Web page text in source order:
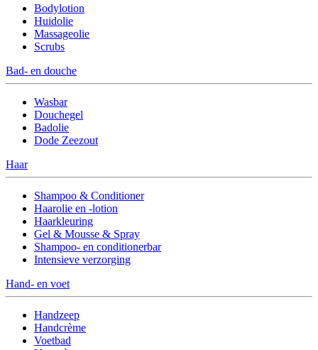
Bodylotion
Huidolie
Massageolie
Scrubs
Bad- en douche
Wasbar
Douchegel
Badolie
Dode Zeezout
Haar
Shampoo & Conditioner
Haarolie en -lotion
Haarkleuring
Gel & Mousse & Spray
Shampoo- en conditionerbar
Intensieve verzorging
Hand- en voet
Handzeep
Handcrème
Voetbad